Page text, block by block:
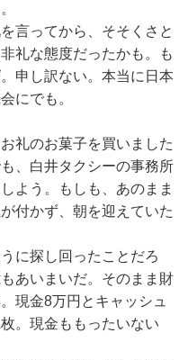
言ってから、そそくさと
礼な態度だったかも。も
申し訳ない。本当に日本
にでも。
礼のお菓子を買いました
、白井タクシーの事務所
よう。もしも、あのまま
付かず、朝を迎えていた
に探し回ったことだろ
あいまいだ。そのまま財
現金8万円とキャッシュ
。現金ももったいない